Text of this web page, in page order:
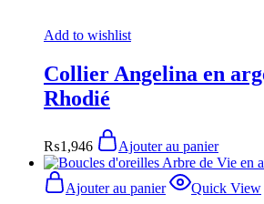
Add to wishlist
Collier Angelina en
Rhodié
₨1,946 Ajouter au panier
Ajouter au panier Quick View